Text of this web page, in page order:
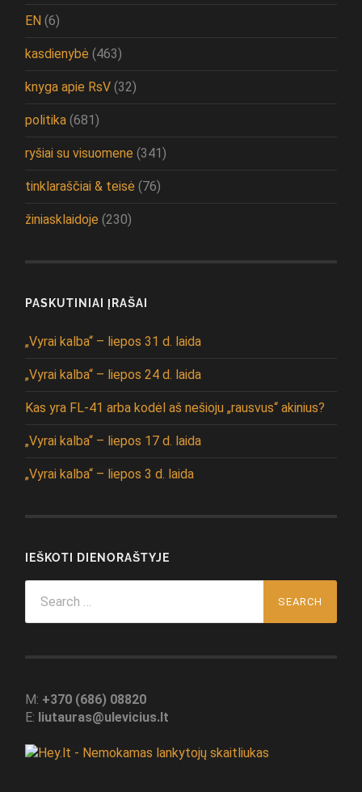
EN (6)
kasdienybė (463)
knyga apie RsV (32)
politika (681)
ryšiai su visuomene (341)
tinklaraščiai & teisė (76)
žiniasklaidoje (230)
PASKUTINIAI ĮRAŠAI
„Vyrai kalba“ – liepos 31 d. laida
„Vyrai kalba“ – liepos 24 d. laida
Kas yra FL-41 arba kodėl aš nešioju „rausvus“ akinius?
„Vyrai kalba“ – liepos 17 d. laida
„Vyrai kalba“ – liepos 3 d. laida
IEŠKOTI DIENORAŠTYJE
for:
M: +370 (686) 08820
E: liutauras@ulevicius.lt